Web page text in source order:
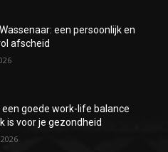
een persoonlijk en
afscheid
een goede work-life balance
is voor je gezondheid